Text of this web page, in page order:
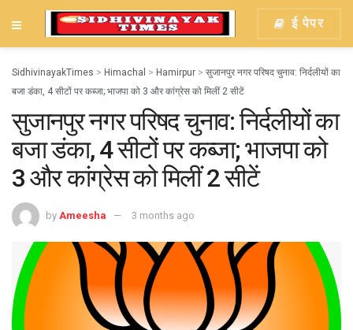
ई पेपर
SidhivinayakTimes > Himachal > Hamirpur > सुजानपुर नगर परिषद चुनाव: निर्दलीयों का
बजा डंका, 4 सीटों पर कब्जा; भाजपा को 3 और कांग्रेस को मिलीं 2 सीटें
सुजानपुर नगर परिषद चुनाव: निर्दलीयों का
बजा डंका, 4 सीटों पर कब्जा; भाजपा को
3 और कांग्रेस को मिलीं 2 सीटें
by Ameesha 3 months ago